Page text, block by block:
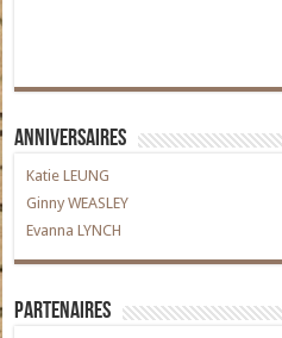
Anniversaires
Katie LEUNG
Ginny WEASLEY
Evanna LYNCH
Partenaires